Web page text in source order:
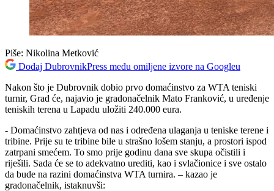
Piše: Nikolina Metković
Dodaj DubrovnikPress među omiljene izvore na Googleu
Nakon što je Dubrovnik dobio prvo domaćinstvo za WTA teniski
turnir, Grad će, najavio je gradonačelnik Mato Franković, u uređenje
teniskih terena u Lapadu uložiti 240.000 eura.
- Domaćinstvo zahtjeva od nas i određena ulaganja u teniske terene i
tribine. Prije su te tribine bile u strašno lošem stanju, a prostori ispod
zatrpani smećem. To smo prije godinu dana sve skupa očistili i
riješili. Sada će se to adekvatno urediti, kao i svlačionice i sve ostalo
da bude na razini domaćinstva WTA turnira. – kazao je
gradonačelnik, istaknuvši: